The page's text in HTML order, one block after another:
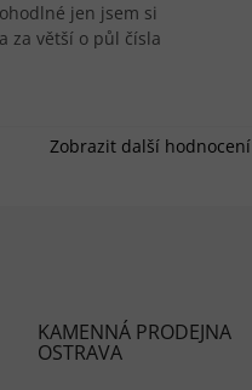
jen jsem si
za větší o půl čísla
Zobrazit další hodnocení
KAMENNÁ PRODEJNA
OSTRAVA